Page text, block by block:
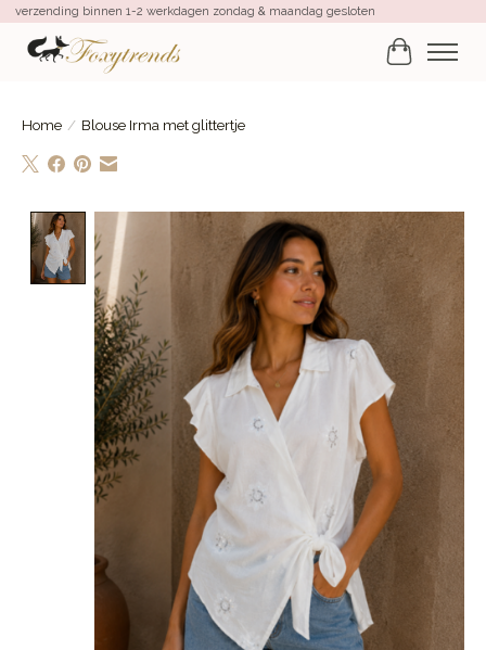
verzending binnen 1-2 werkdagen zondag & maandag gesloten
Home / Blouse Irma met glittertje
Product image slideshow Items